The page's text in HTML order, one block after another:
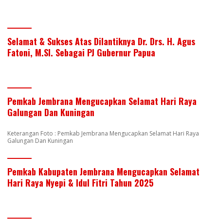
Selamat & Sukses Atas Dilantiknya Dr. Drs. H. Agus
Fatoni, M.SI. Sebagai PJ Gubernur Papua
Pemkab Jembrana Mengucapkan Selamat Hari Raya
Galungan Dan Kuningan
Keterangan Foto : Pemkab Jembrana Mengucapkan Selamat Hari Raya
Galungan Dan Kuningan
Pemkab Kabupaten Jembrana Mengucapkan Selamat
Hari Raya Nyepi & Idul Fitri Tahun 2025